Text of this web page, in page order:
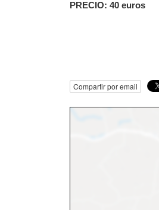
PRECIO: 40 euros
Compartir por email